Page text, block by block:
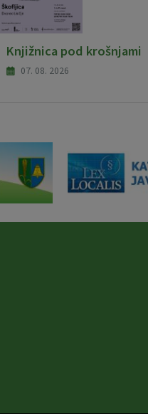
Knjižnica pod krošnjami
07. 08. 2026